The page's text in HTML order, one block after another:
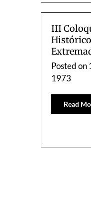
III
Posted on
1973
Read